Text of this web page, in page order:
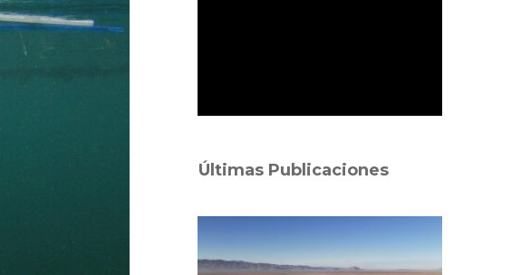
Últimas Publicaciones